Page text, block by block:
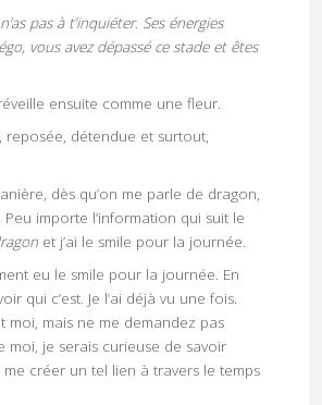
pas à t’inquiéter. Ses énergies
vous avez dépassé ce stade et êtes
ensuite comme une fleur.
reposée, détendue et surtout,
dès qu’on me parle de dragon,
Peu importe l’information qui suit le
et j’ai le smile pour la journée.
eu le smile pour la journée. En
qui c’est. Je l’ai déjà vu une fois.
moi, mais ne me demandez pas
moi, je serais curieuse de savoir
me créer un tel lien à travers le temps